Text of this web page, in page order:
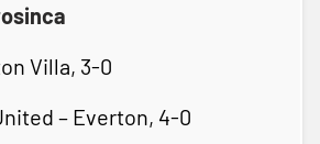
Villa, 3-0
– Everton, 4-0